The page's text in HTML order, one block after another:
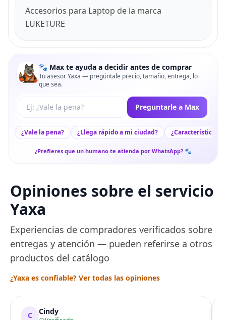
Accesorios para Laptop de la marca
LUKETURE
🐾 Max te ayuda a decidir antes de comprar
Tu asesor Yaxa — pregúntale precio, tamaño, entrega, lo
que sea.
Tu pregunta a Max Preguntarle a Max
¿Vale la pena? ¿Llega rápido a mi ciudad? ¿Características
¿Prefieres que un humano te atienda por WhatsApp? 🐾
Opiniones sobre el servicio
Yaxa
Experiencias de compradores verificados sobre
entregas y atención — pueden referirse a otros
productos del catálogo
¿Yaxa es confiable? Ver todas las opiniones
C Cindy